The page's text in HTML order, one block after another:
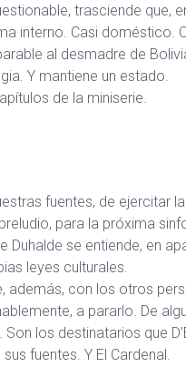
trasciende que,
interno. Casi doméstico.
al desmadre de
Y mantiene un estado.
de la miniserie.
fuentes, de ejercitar
para la próxima
Duhalde se entiende, en
leyes culturales.
además, con los otros
a pararlo. De
los destinatarios que
fuentes. Y El Cardenal.